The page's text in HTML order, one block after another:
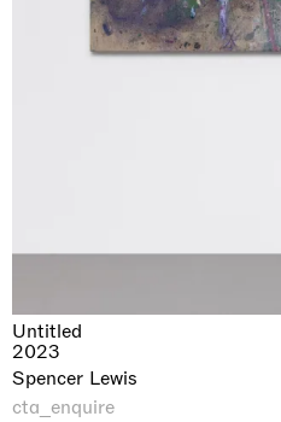
Untitled
2023
Spencer Lewis
cta_enquire